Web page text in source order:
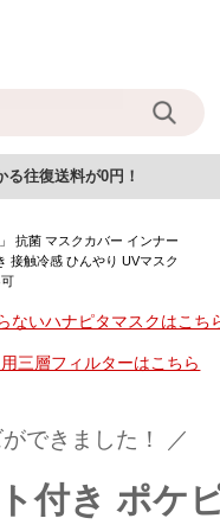
る往復送料が0円！
抗菌 マスクカバー インナー
接触冷感 ひんやり UVマスク
ないハナピタマスクはこち
三層フィルターはこちら
できました！ ／
付き ポケ